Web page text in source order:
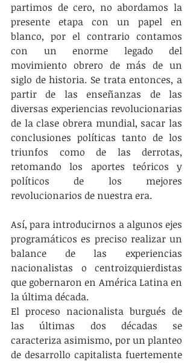
partimos de cero, no abordamos la
presente etapa con un papel en
blanco, por el contrario contamos
con un enorme legado del
movimiento obrero de más de un
siglo de historia. Se trata entonces, a
partir de las enseñanzas de las
diversas experiencias revolucionarias
de la clase obrera mundial, sacar las
conclusiones políticas tanto de los
triunfos como de las derrotas,
retomando los aportes teóricos y
políticos de los mejores
revolucionarios de nuestra era.
Así, para introducirnos a algunos ejes
programáticos es preciso realizar un
balance de las experiencias
nacionalistas o centroizquierdistas
que gobernaron en América Latina en
la última década.
El proceso nacionalista burgués de
las últimas dos décadas se
caracteriza asimismo, por un planteo
de desarrollo capitalista fuertemente